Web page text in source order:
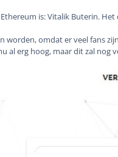
is: Vitalik Buterin.
omdat er veel fans
al erg hoog, maar dit zal nog